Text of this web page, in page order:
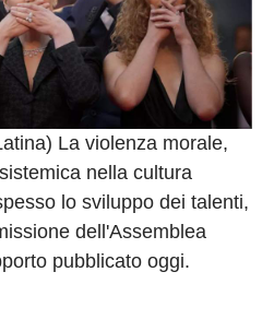
La violenza morale,
nella cultura
lo sviluppo dei talenti,
dell'Assemblea
pubblicato oggi.